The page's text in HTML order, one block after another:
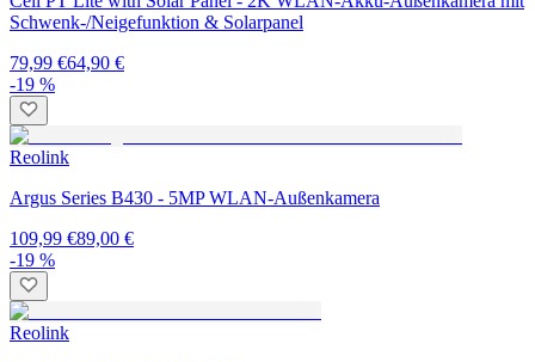
Schwenk-/Neigefunktion & Solarpanel
79,99 €64,90 €
-19 %
Reolink
Argus Series B430 - 5MP WLAN-Außenkamera
109,99 €89,00 €
-19 %
Reolink